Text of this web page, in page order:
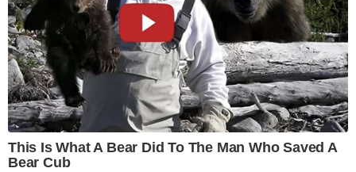
This Is What A Bear Did To The Man Who Saved A
Bear Cub